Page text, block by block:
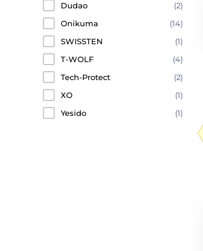
Dudao
(2)
Onikuma
(14)
SWISSTEN
(1)
T-WOLF
(4)
Tech-Protect
(2)
XO
(1)
Yesido
(1)